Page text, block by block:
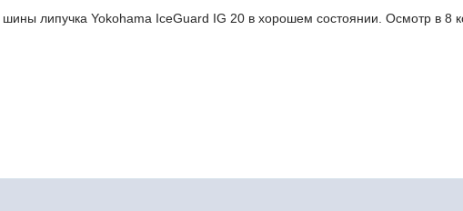
липучка Yokohama IceGuard IG 20 в хорошем состоянии. Осмотр в 8